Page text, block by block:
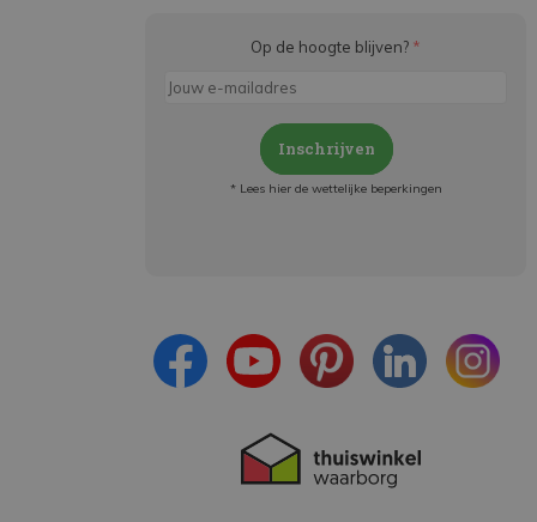
Op de hoogte blijven? *
Inschrijven
* Lees hier de wettelijke beperkingen